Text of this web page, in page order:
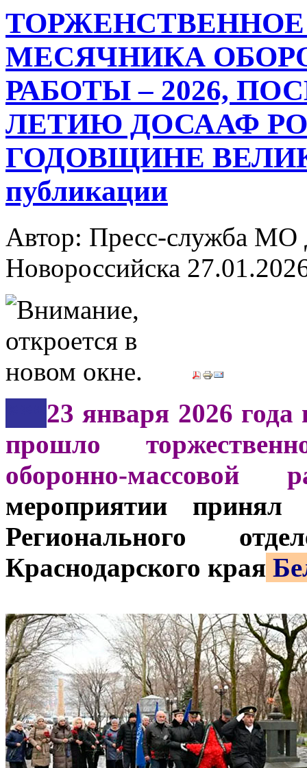
МЕСЯЧНИКА
РАБОТЫ – 2026,
ЛЕТИЮ ДОСААФ
ГОДОВЩИНЕ
публикации
Автор: Пресс-служба
Новороссийска
23 января 2026 года
прошло
оборонно-
мероприятии принял
Регионального
Краснодарского края